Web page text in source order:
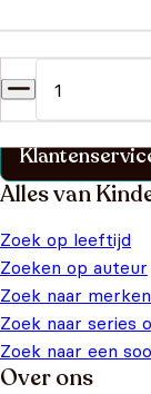
Vind binnen no-
klantenservice
Alles van
Zoek op leeftijd
Zoeken op auteur
Zoek naar merken
Zoek naar series
Zoek naar een
Over ons